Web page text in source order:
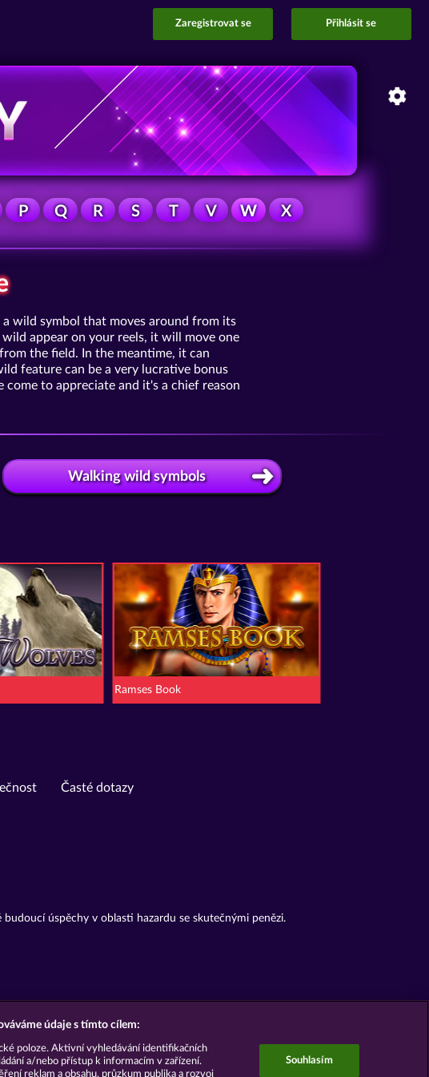
Zaregistrovat se Přihlásit se
P Q R S T V W X
wild symbol that moves around from its
appear on your reels, it will move one
the field. In the meantime, it can
feature can be a very lucrative bonus
to appreciate and it's a chief reason
Walking wild symbols
Ramses Book
Časté dotazy
úspěchy v oblasti hazardu se skutečnými penězi.
údaje s tímto cílem:
poloze. Aktivní vyhledávání identifikačních
a/nebo přístup k informacím v zařízení.
reklam a obsahu, průzkum publika a rozvoj
Souhlasím